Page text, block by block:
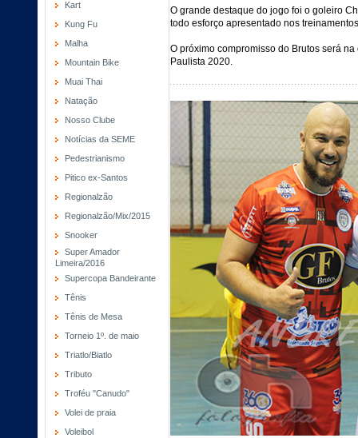
Kart
Kung Fu
Malha
Mountain Bike
Muai Thai
Natação
Nosso Clube
Notícias da SEME
Pedestrianismo
Pitico ex-Santos
Regionalzão
Regionalzão/Mix/2015
Snooker
Super Amador
Limeira/2016
Supercopa Bandeirante
Tênis
Tênis de Mesa
Torneio 1º. de maio
Triatlo/Biatlo
Tributo
Troféu "Canudo"
Volei de praia
Voleibol
O grande destaque do jogo foi o goleiro
todo esforço apresentado nos
O próximo compromisso do Brutos será
Paulista 2020.